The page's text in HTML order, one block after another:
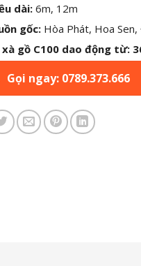
dài:6m, 12m
gốc: Hòa Phát, Hoa
xà gồ C100 dao động từ:
Gọi ngay: 0789.373.666